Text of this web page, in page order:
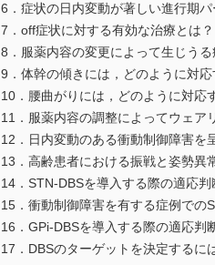
6．症状の日内変動が著しい進行期
7．off症状に対する有効な治療とは
8．服薬内容の変更によって生じう
9．体幹の傾きには，どのように対
10．腰曲がりには，どのように対
11．服薬内容の調整によってウェ
12．日内変動のある衝動制御障害を
13．高齢患者における振戦と姿勢異
14．STN-DBSを導入する際の適応
15．衝動制御障害を有する症例での
16．GPi-DBSを導入する際の適応判
17．DBSのターゲットを決定するに